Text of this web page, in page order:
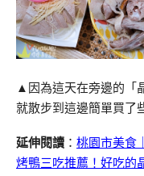
▲因為這天在旁邊的「
就散步到這邊簡單買了
延伸閱讀 ： 桃園市美食
烤鴨三吃推薦！好吃的